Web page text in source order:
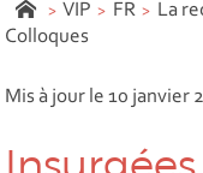
VIP FR La
Colloques
Mis à jour le 10 janvier